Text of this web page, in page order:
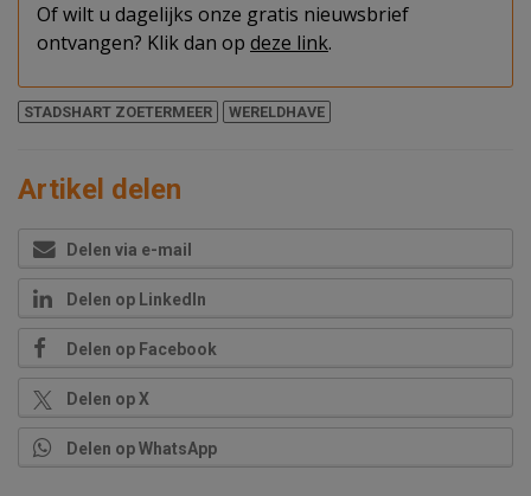
Of wilt u dagelijks onze gratis nieuwsbrief
ontvangen? Klik dan op deze link.
STADSHART ZOETERMEER WERELDHAVE
Artikel delen
Delen via e-mail
Delen op LinkedIn
Delen op Facebook
Delen op X
Delen op WhatsApp